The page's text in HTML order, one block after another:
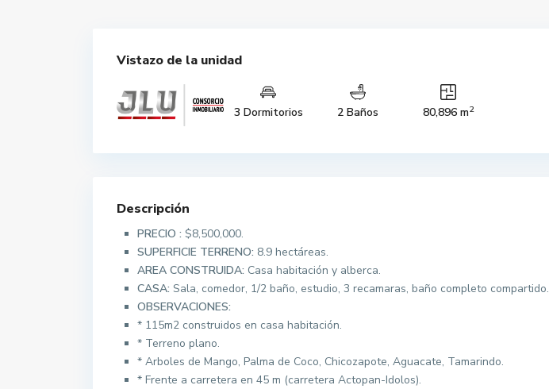
Vistazo de la unidad
3 Dormitorios 2 Baños 80,896 m2
Descripción
PRECIO : $8,500,000.
SUPERFICIE TERRENO: 8.9 hectáreas.
AREA CONSTRUIDA: Casa habitación y alberca.
CASA: Sala, comedor, 1/2 baño, estudio, 3 recamaras, baño completo compartido.
OBSERVACIONES:
* 115m2 construidos en casa habitación.
* Terreno plano.
* Arboles de Mango, Palma de Coco, Chicozapote, Aguacate, Tamarindo.
* Frente a carretera en 45 m (carretera Actopan-Idolos).